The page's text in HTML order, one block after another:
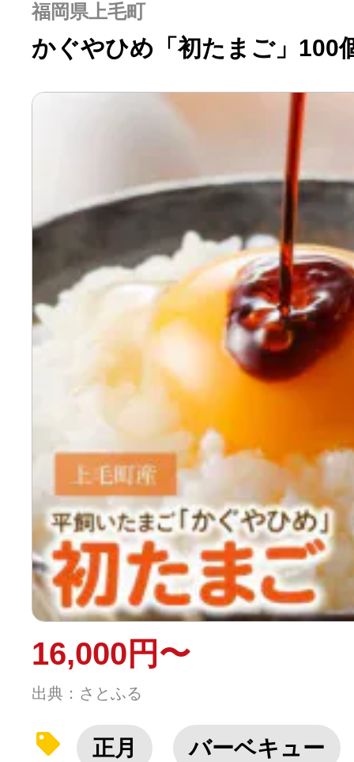
福岡県上毛町
かぐやひめ「初たまご」100
16,000円〜
出典：さとふる
正月 バーベキュー